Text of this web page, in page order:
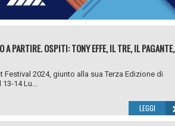
A PARTIRE. OSPITI: TONY EFFE, IL TRE, IL PAGANTE,
2024, giunto alla sua Terza Edizione di
14 Lu...
LEGGI